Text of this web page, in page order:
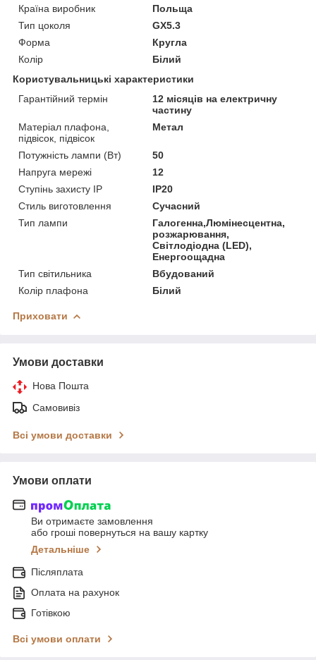
Країна виробник
Польща
Тип цоколя
GX5.3
Форма
Кругла
Колір
Білий
Користувальницькі характеристики
Гарантійний термін
12 місяців на електричну
частину
Матеріал плафона,
підвісок, підвісок
Метал
Потужність лампи (Вт)
50
Напруга мережі
12
Ступінь захисту IP
IP20
Стиль виготовлення
Сучасний
Тип лампи
Галогенна,Люмінесцентна,
розжарювання,
Світлодіодна (LED),
Енергоощадна
Тип світильника
Вбудований
Колір плафона
Білий
Приховати
Умови доставки
Нова Пошта
Самовивіз
Всі умови доставки
Умови оплати
Ви отримаєте замовлення
або гроші повернуться на вашу картку
Детальніше
Післяплата
Оплата на рахунок
Готівкою
Всі умови оплати